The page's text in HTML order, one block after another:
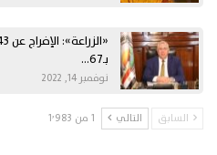
بـ67…
نوفمبر 14, 2022
السابق التالي 1 من 1٬983